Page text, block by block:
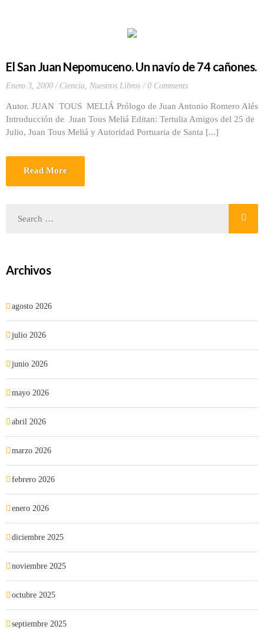
El San Juan Nepomuceno. Un navío de 74 cañones.
Enero 3, 2000 Ciencia, Nuestros Libros 0 Comments
Autor. JUAN TOUS MELIÁ Prólogo de Juan Antonio Romero Alés
Introducción de Juan Tous Meliá Editan: Tertulia Amigos del 25 de
Julio, Juan Tous Meliá y Autoridad Portuaria de Santa [...]
Read More
Archivos
agosto 2026
julio 2026
junio 2026
mayo 2026
abril 2026
marzo 2026
febrero 2026
enero 2026
diciembre 2025
noviembre 2025
octubre 2025
septiembre 2025